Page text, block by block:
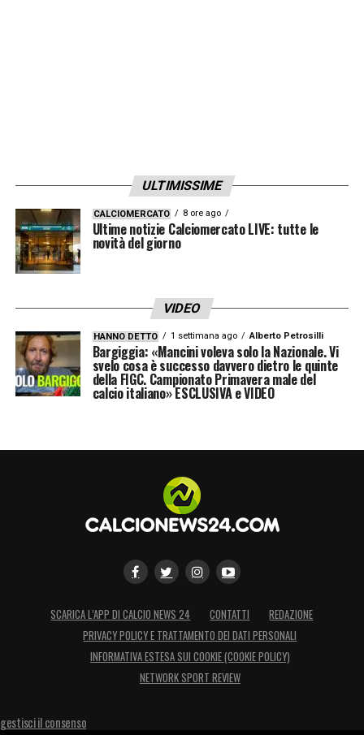
ULTIMISSIME
CALCIOMERCATO 8 ore ago
Ultime notizie Calciomercato LIVE: tutte le
novità del giorno
VIDEO
HANNO DETTO 1 settimana ago Alberto Petrosilli
Bargiggia: «Mancini voleva solo la Nazionale. Vi
svelo cosa è successo davvero dietro le quinte
della FIGC. Campionato Primavera male del
calcio italiano» ESCLUSIVA e VIDEO
SCARICA L’APP DI CALCIO NEWS 24 CONTATTI
REDAZIONE
PRIVACY POLICY E TRATTAMENTO DEI DATI PERSONALI
INFORMATIVA ESTESA SUI COOKIE (COOKIE POLICY)
NETWORK SPORT REVIEW
gestisci il consenso